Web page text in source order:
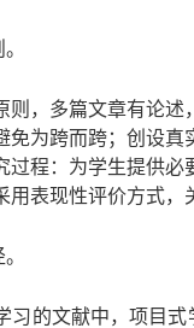
则，多篇文章有论
免为跨而跨；创设
过程：为学生提供
用表现性评价方式
习的文献中，项目